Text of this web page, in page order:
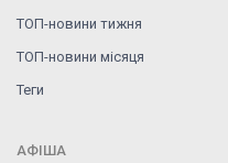
ТОП-новини тижня
ТОП-новини місяця
Теги
АФІША